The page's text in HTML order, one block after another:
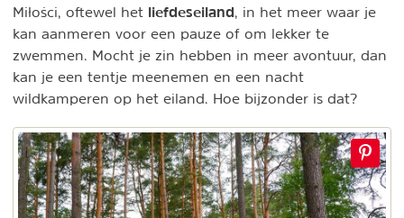
Miłości, oftewel het liefdeseiland, in het meer waar je
kan aanmeren voor een pauze of om lekker te
zwemmen. Mocht je zin hebben in meer avontuur, dan
kan je een tentje meenemen en een nacht
wildkamperen op het eiland. Hoe bijzonder is dat?